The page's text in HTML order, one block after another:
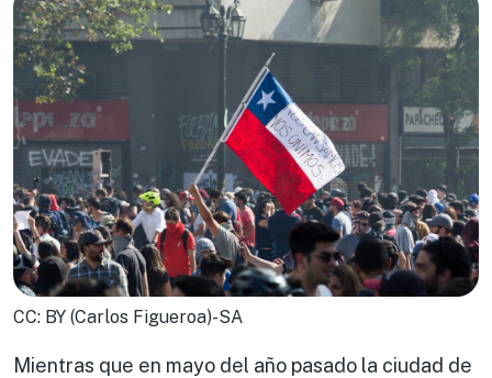
CC: BY (Carlos Figueroa)-SA
Mientras que en mayo del año pasado la ciudad de